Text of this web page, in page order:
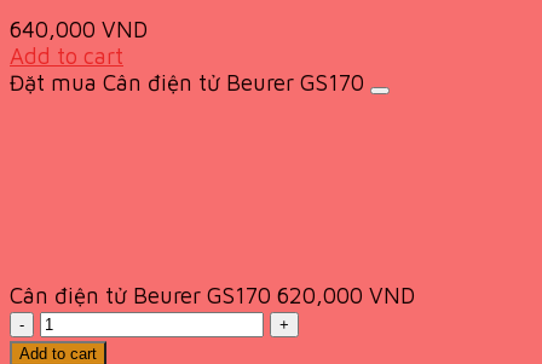
640,000 VND
Add to cart
Đặt mua Cân điện tử Beurer GS170
Cân điện tử Beurer GS170 620,000 VND
Quantity
Add to cart